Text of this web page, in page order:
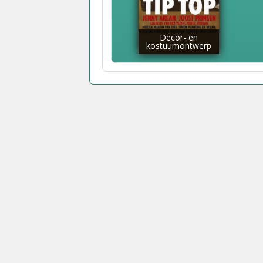
Decor- en
kostuumontwerp